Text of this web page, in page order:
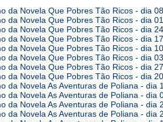
da Novela Que Pobres Tão Ricos - dia
da Novela Que Pobres Tão Ricos - dia
da Novela Que Pobres Tão Ricos - dia
da Novela Que Pobres Tão Ricos - dia
da Novela Que Pobres Tão Ricos - dia
da Novela Que Pobres Tão Ricos - dia
da Novela Que Pobres Tão Ricos - dia
da Novela Que Pobres Tão Ricos - dia
da Novela As Aventuras de Poliana - dia
da Novela As Aventuras de Poliana - dia
da Novela As Aventuras de Poliana - dia
da Novela As Aventuras de Poliana - dia